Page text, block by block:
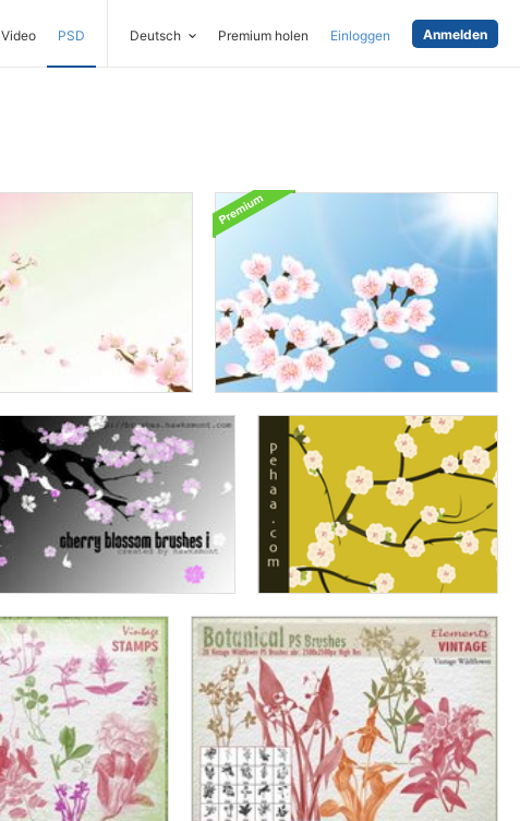
Video PSD Deutsch Premium holen Einloggen Anmelden